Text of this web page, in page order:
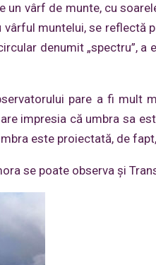
vârf de munte, cu
muntelui, se reflectă
denumit „spectru”,
pare a fi mult
impresia că umbra sa
este proiectată, de
se poate observa şi